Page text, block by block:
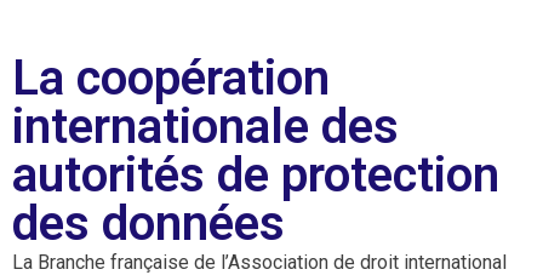
La coopération
internationale des
autorités de protection
des données
La Branche française de l’Association de droit international